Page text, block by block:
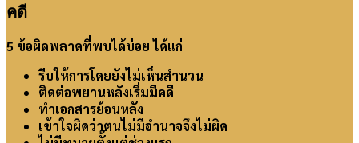
คดี
5 ข้อผิดพลาดที่พบได้บ่อย ได้แก่
รีบให้การโดยยังไม่เห็นสำนวน
ติดต่อพยานหลังเริ่มมีคดี
ทำเอกสารย้อนหลัง
เข้าใจผิดว่าตนไม่มีอำนาจจึงไม่ผิด